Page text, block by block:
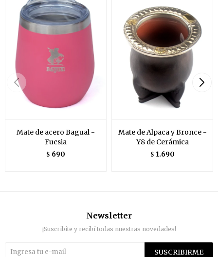
Mate de acero Bagual -
Fucsia
$ 690
Mate de Alpaca y Bronce -
Y8 de Cerámica
$ 1.690
Newsletter
¡Suscribite y recibí todas nuestras novedades!
SUSCRIBIRME